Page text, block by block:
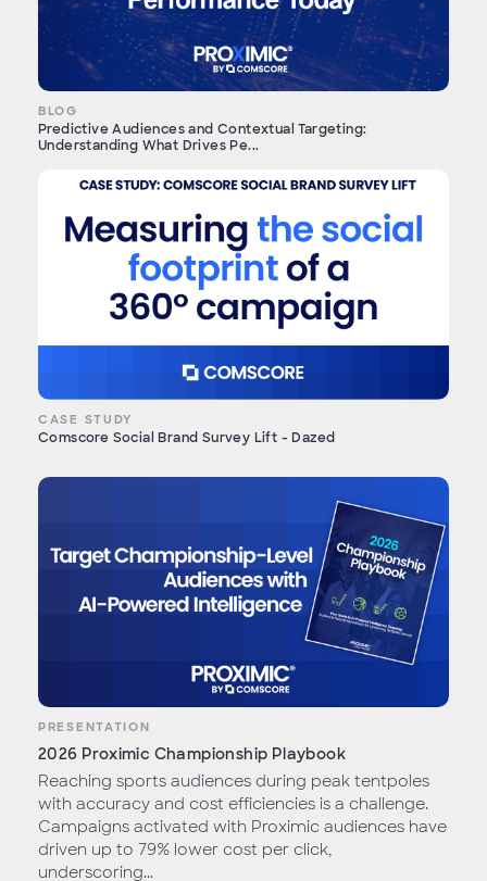
BLOG
Predictive Audiences and Contextual Targeting:
Understanding What Drives Pe...
CASE STUDY
Comscore Social Brand Survey Lift - Dazed
PRESENTATION
2026 Proximic Championship Playbook
Reaching sports audiences during peak tentpoles
with accuracy and cost efficiencies is a challenge.
Campaigns activated with Proximic audiences have
driven up to 79% lower cost per click,
underscoring...